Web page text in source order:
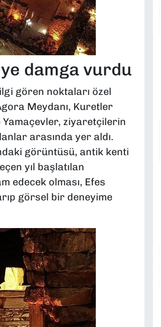
damga vurdu
gören noktaları özel
Meydanı, Kuretler
Yamaçevler, ziyaretçilerin
arasında yer aldı.
görüntüsü, antik kenti
yıl başlatılan
edecek olması, Efes
görsel bir deneyime